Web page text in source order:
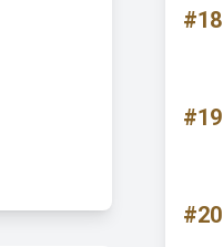
#18
#19
#20